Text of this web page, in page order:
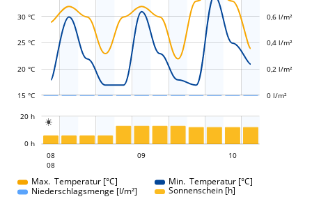
15 °C
20 °C
25 °C
30 °C
0 l/m²
0,2 l/m²
0,4 l/m²
0,6 l/m²

0 h
20 h
08
08
09 10
Max. Temperatur [°C]
Min. Temperatur [°C]
Niederschlagsmenge [l/m²]
Sonnenschein [h]